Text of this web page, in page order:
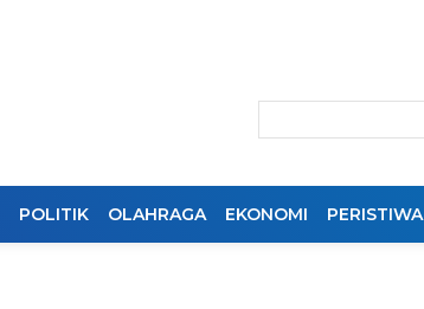
POLITIK OLAHRAGA EKONOMI PERISTIWA